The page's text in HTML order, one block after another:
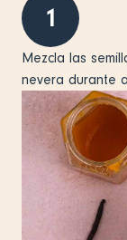
1
Mezcla las
nevera durante